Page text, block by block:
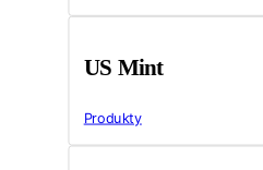
US Mint
Produkty